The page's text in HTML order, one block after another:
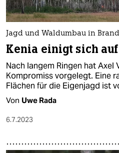
Jagd und Waldumbau in
Kenia einigt sich
Nach langem Ringen hat Axel
Kompromiss vorgelegt. Eine
Flächen für die Eigenjagd ist
Von Uwe Rada
6.7.2023